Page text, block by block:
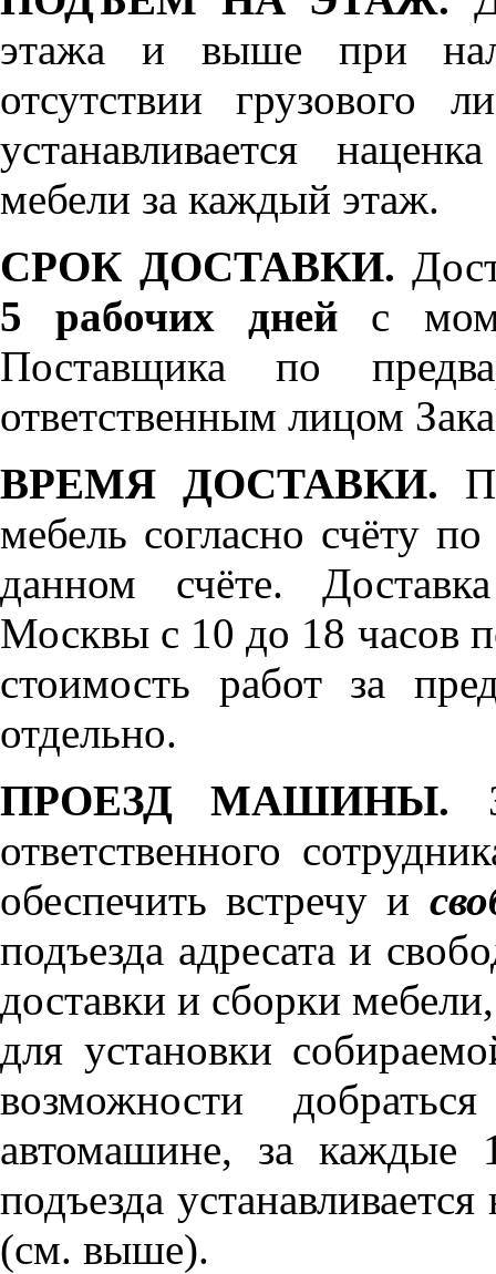
этажа и выше при
отсутствии грузового
устанавливается
мебели за каждый этаж.
СРОК ДОСТАВКИ.
5 рабочих дней с
Поставщика по
ответственным лицом
ВРЕМЯ ДОСТАВКИ.
мебель согласно счёту
данном счёте.
Москвы с 10 до 18 часов
стоимость работ за
отдельно.
ПРОЕЗД МАШИНЫ.
ответственного
обеспечить встречу и
подъезда адресата и
доставки и сборки
для установки
возможности
автомашине, за каждые
подъезда
(см. выше).